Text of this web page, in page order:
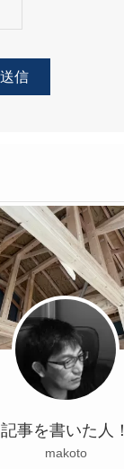
記事を書いた人！
makoto